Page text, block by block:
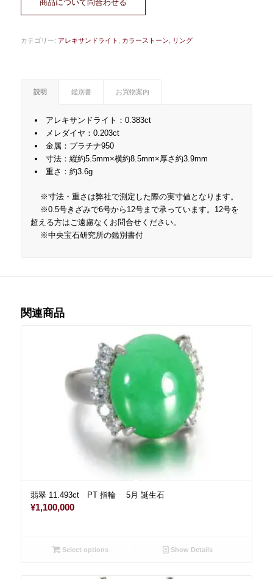
商品について問合わせる
カテゴリー: アレキサンドライト , カラーストーン, リング
説明 鑑別書 お買物案内
アレキサンドライト：0.383ct
メレダイヤ：0.203ct
金属：プラチナ950
寸法：縦約5.5mm×横約8.5mm×厚さ約3.9mm
重さ：約3.6g
※寸法・重さは弊社で測定した際の実寸値となります。
※0.5号きざみで6号から12号まで承っています。12号を
超える方はご遠慮なくお問合せください。
※中央宝石研究所の鑑別書付
関連商品
翡翠 11.493ct PT 指輪 5月 誕生石
¥1,100,000
Select options Show Details